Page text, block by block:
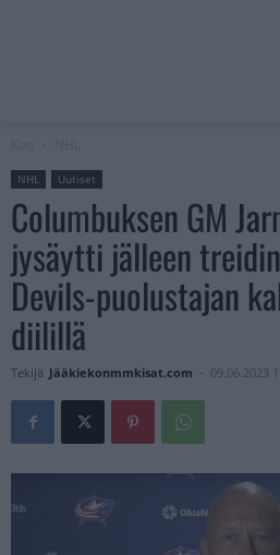
NHL Uutiset
Columbuksen GM
jysäytti jälleen
Devils-puolustajan
diilillä
Tekijä Jääkiekonmmkisat.com - 09.06.2023